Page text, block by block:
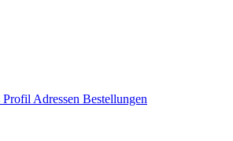
Profil Adressen Bestellungen